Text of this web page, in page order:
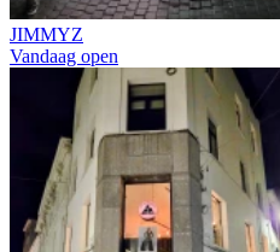
JIMMYZ
Vandaag open